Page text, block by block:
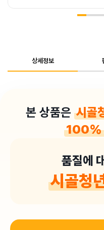
상세정보
본 상품은 시골
100%
품질에
시골청